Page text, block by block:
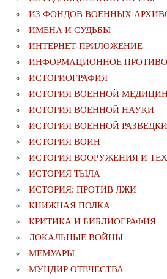
ИЗ ФОНДОВ ВОЕННЫХ
ИМЕНА И СУДЬБЫ
ИНТЕРНЕТ-ПРИЛОЖЕНИЕ
ИНФОРМАЦИОННОЕ
ИСТОРИОГРАФИЯ
ИСТОРИЯ ВОЕННОЙ
ИСТОРИЯ ВОЕННОЙ НАУКИ
ИСТОРИЯ ВОЕННОЙ РАЗВЕДКИ
ИСТОРИЯ ВОИН
ИСТОРИЯ ВООРУЖЕНИЯ И
ИСТОРИЯ ТЫЛА
ИСТОРИЯ: ПРОТИВ ЛЖИ
КНИЖНАЯ ПОЛКА
КРИТИКА И БИБЛИОГРАФИЯ
ЛОКАЛЬНЫЕ ВОЙНЫ
МЕМУАРЫ
МУНДИР ОТЕЧЕСТВА